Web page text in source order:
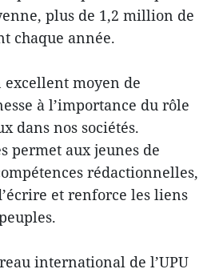
plus de 1,2 million de
chaque année.
excellent moyen de
à l’importance du rôle
dans nos sociétés.
permet aux jeunes de
rédactionnelles,
et renforce les liens
international de l’UPU